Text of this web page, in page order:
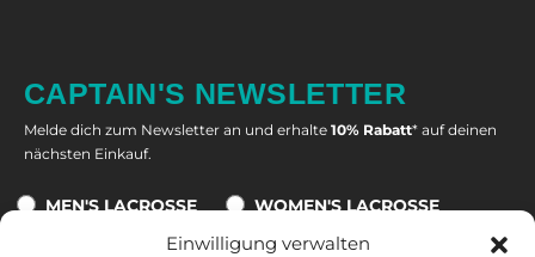
Einwilligung verwalten
CAPTAIN'S NEWSLETTER
Melde dich zum Newsletter an und erhalte 10% Rabatt* auf deinen
nächsten Einkauf.
MEN'S LACROSSE WOMEN'S LACROSSE